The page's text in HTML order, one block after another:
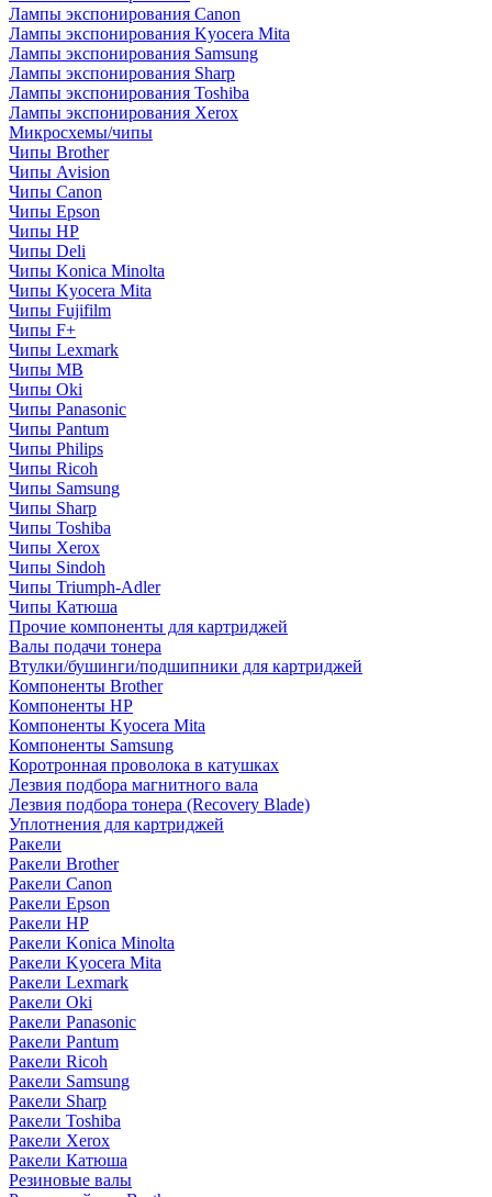
Лампы экспонирования Canon
Лампы экспонирования Kyocera Mita
Лампы экспонирования Samsung
Лампы экспонирования Sharp
Лампы экспонирования Toshiba
Лампы экспонирования Xerox
Микросхемы/чипы
Чипы Brother
Чипы Avision
Чипы Canon
Чипы Epson
Чипы HP
Чипы Deli
Чипы Konica Minolta
Чипы Kyocera Mita
Чипы Fujifilm
Чипы F+
Чипы Lexmark
Чипы MB
Чипы Oki
Чипы Panasonic
Чипы Pantum
Чипы Philips
Чипы Ricoh
Чипы Samsung
Чипы Sharp
Чипы Toshiba
Чипы Xerox
Чипы Sindoh
Чипы Triumph-Adler
Чипы Катюша
Прочие компоненты для картриджей
Валы подачи тонера
Втулки/бушинги/подшипники для картриджей
Компоненты Brother
Компоненты HP
Компоненты Kyocera Mita
Компоненты Samsung
Коротронная проволока в катушках
Лезвия подбора магнитного вала
Лезвия подбора тонера (Recovery Blade)
Уплотнения для картриджей
Ракели
Ракели Brother
Ракели Canon
Ракели Epson
Ракели HP
Ракели Konica Minolta
Ракели Kyocera Mita
Ракели Lexmark
Ракели Oki
Ракели Panasonic
Ракели Pantum
Ракели Ricoh
Ракели Samsung
Ракели Sharp
Ракели Toshiba
Ракели Xerox
Ракели Катюша
Резиновые валы